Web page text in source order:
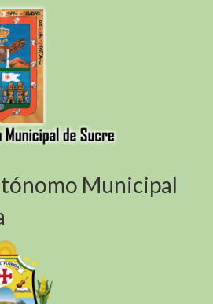
Municipal